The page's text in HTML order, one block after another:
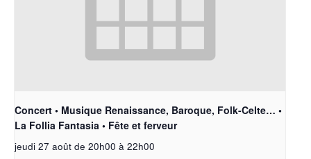
Concert • Musique Renaissance, Baroque, Folk-Celte… •
La Follia Fantasia • Fête et ferveur
jeudi 27 août de 20h00 à 22h00